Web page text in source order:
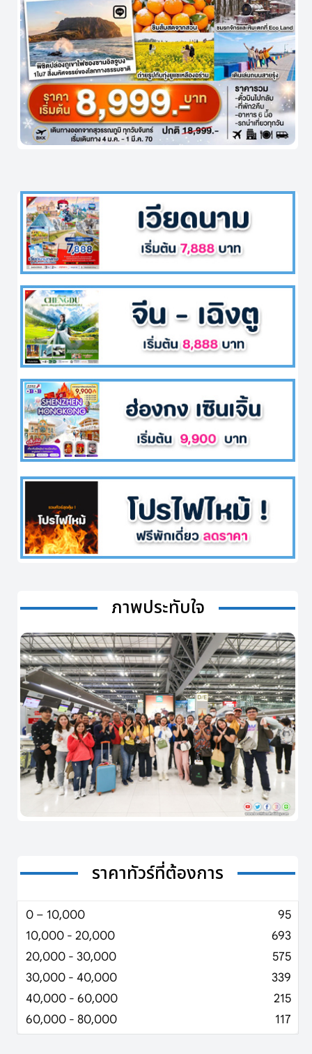
ภาพประทับใจ
ราคาทัวร์ที่ต้องการ
0 – 10,000
95
10,000 - 20,000
693
20,000 - 30,000
575
30,000 - 40,000
339
40,000 - 60,000
215
60,000 - 80,000
117